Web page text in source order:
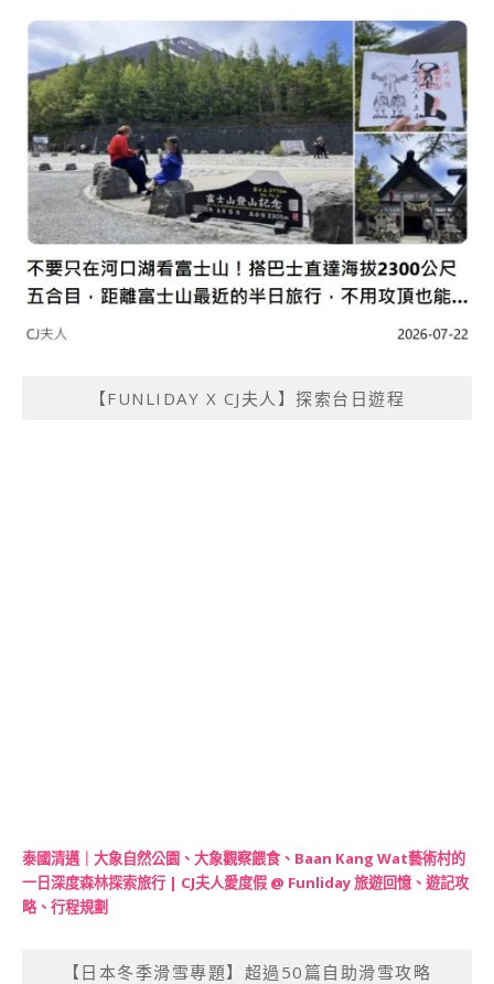
【FUNLIDAY X CJ夫人】探索台日遊程
泰國清邁｜大象自然公園、大象觀察餵食、Baan Kang Wat藝術村的
一日深度森林探索旅行 | CJ夫人愛度假 @ Funliday 旅遊回憶、遊記攻
略、行程規劃
【日本冬季滑雪專題】超過50篇自助滑雪攻略